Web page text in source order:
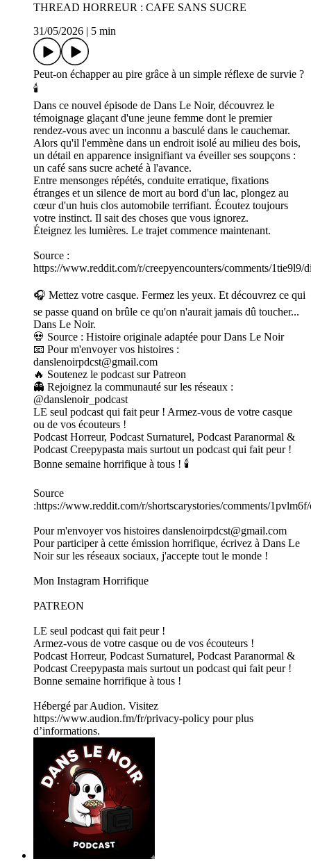
THREAD HORREUR : CAFE SANS SUCRE
31/05/2026
5 min
Peut-on échapper au pire grâce à un simple réflexe de survie ?
🕯️
Dans ce nouvel épisode de Dans Le Noir, découvrez le
témoignage glaçant d'une jeune femme dont le premier
rendez-vous avec un inconnu a basculé dans le cauchemar.
Alors qu'il l'emmène dans un endroit isolé au milieu des bois,
un détail en apparence insignifiant va éveiller ses soupçons :
un café sans sucre acheté à l'avance.
Entre mensonges répétés, conduite erratique, fixations
étranges et un silence de mort au bord d'un lac, plongez au
cœur d'un huis clos automobile terrifiant. Écoutez toujours
votre instinct. Il sait des choses que vous ignorez.
Éteignez les lumières. Le trajet commence maintenant.
Source :
https://www.reddit.com/r/creepyencounters/comments/1tie9l9/
🎧 Mettez votre casque. Fermez les yeux. Et découvrez ce qui
se passe quand on brûle ce qu'on n'aurait jamais dû toucher...
Dans Le Noir.
💀 Source : Histoire originale adaptée pour Dans Le Noir
📧 Pour m'envoyer vos histoires :
danslenoirpdcst@gmail.com
🔥 Soutenez le podcast sur Patreon
👻 Rejoignez la communauté sur les réseaux :
@danslenoir_podcast
LE seul podcast qui fait peur ! Armez-vous de votre casque
ou de vos écouteurs !
Podcast Horreur, Podcast Surnaturel, Podcast Paranormal &
Podcast Creepypasta mais surtout un podcast qui fait peur !
Bonne semaine horrifique à tous ! 🕯️
Source
:https://www.reddit.com/r/shortscarystories/comments/
Pour m'envoyer vos histoires danslenoirpdcst@gmail.com
Pour participer à cette émission horrifique, écrivez à Dans Le
Noir sur les réseaux sociaux, j'accepte tout le monde !
Mon Instagram Horrifique
PATREON
LE seul podcast qui fait peur !
Armez-vous de votre casque ou de vos écouteurs !
Podcast Horreur, Podcast Surnaturel, Podcast Paranormal &
Podcast Creepypasta mais surtout un podcast qui fait peur !
Bonne semaine horrifique à tous !
Hébergé par Audion. Visitez
https://www.audion.fm/fr/privacy-policy pour plus
d’informations.